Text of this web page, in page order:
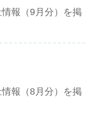
報（9月分）を掲
報（8月分）を掲